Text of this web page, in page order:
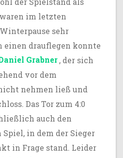
im letzten
sehr
einen drauflegen konnte
Grabner, der sich
vor dem
nehmen ließ und
Das Tor zum 4:0
auch den
in dem der Sieger
in Frage stand. Leider